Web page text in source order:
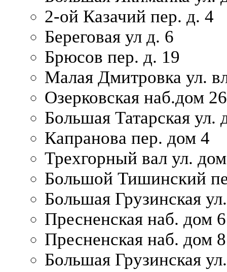
2-ой Казачий пер. д. 4
Береговая ул д. 6
Брюсов пер. д. 19
Малая Дмитровка ул.
Озерковская наб.дом 26
Большая Татарская ул.
Капранова пер. дом 4
Трехгорный вал ул.
Большой Тишинский
Большая Грузинская
Пресненская наб. дом
Пресненская наб. дом 8
Большая Грузинская